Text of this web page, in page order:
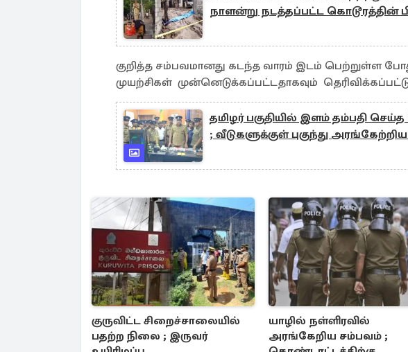
நாளன்று நடத்தப்பட்ட
குறித்த சம்பவமானது கடந்த வாரம் இடம் பெற்றுள்ள
முயற்சிகள் முன்னெடுக்கப்பட்டதாகவும்
தமிழர் பகுதியில் இளம் தம்பதி
; வீடுகளுக்குள் புகுந்து
குருவிட்ட சிறைச்சாலையில்
பதற்ற நிலை ; இருவர்
யாழில் நள்ளிரவில்
அரங்கேறிய சம்பவம் ;